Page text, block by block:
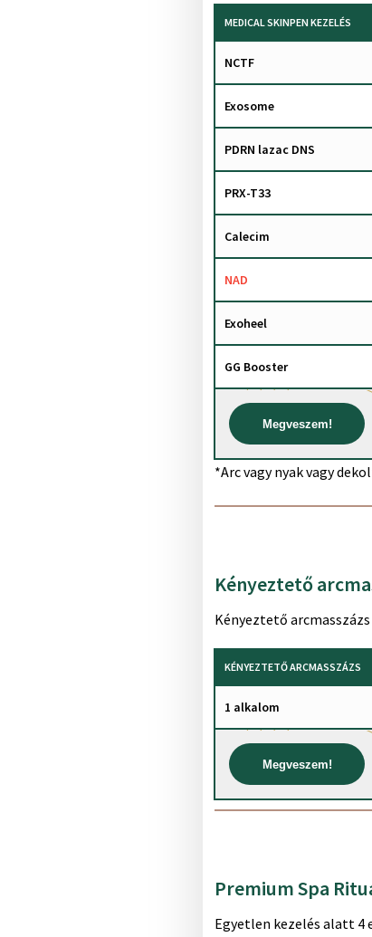
MEDICAL SKINPEN KEZELÉS
NCTF
Exosome
PDRN lazac DNS
PRX-T33
Calecim
NAD
Exoheel
GG Booster
Megveszem!
*Arc vagy nyak vagy
Kényeztető
Kényeztető
KÉNYEZTETŐ ARCMASSZÁZS
1 alkalom
Megveszem!
Premium Spa
Egyetlen kezelés alatt 4